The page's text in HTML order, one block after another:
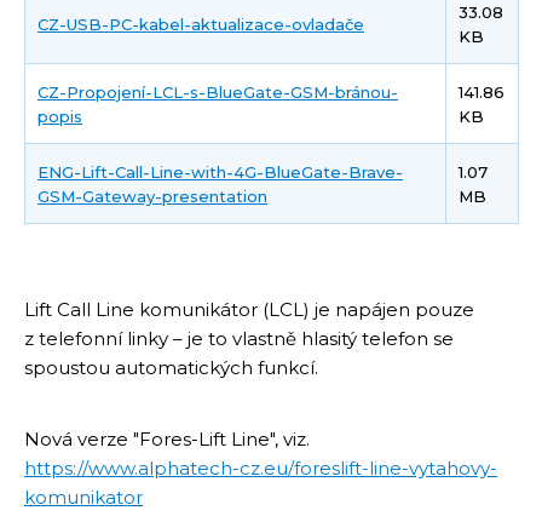
CZ-USB-PC-kabel-aktualizace-ovladače
33.08
KB
CZ-Propojení-LCL-s-BlueGate-GSM-bránou-
popis
141.86
KB
ENG-Lift-Call-Line-with-4G-BlueGate-Brave-
GSM-Gateway-presentation
1.07
MB
Lift Call Line komunikátor (LCL) je napájen pouze
z telefonní linky – je to vlastně hlasitý telefon se
spoustou automatických funkcí.
Nová verze "Fores-Lift Line", viz.
https://www.alphatech-cz.eu/foreslift-line-vytahovy-
komunikator